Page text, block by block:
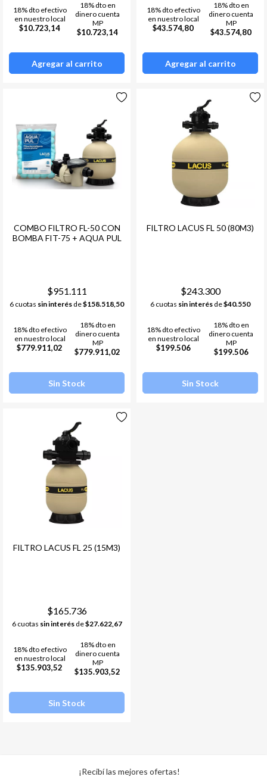
18% dto efectivo
en nuestro local
$10.723,14
18% dto en
dinero cuenta
MP
$10.723,14
Agregar al carrito
18% dto efectivo
en nuestro local
$43.574,80
18% dto en
dinero cuenta
MP
$43.574,80
Agregar al carrito
COMBO FILTRO FL-50 CON
BOMBA FIT-75 + AQUA PUL
$951.111
6 cuotas sin interés de$158.518,50
18% dto efectivo
en nuestro local
$779.911,02
18% dto en
dinero cuenta
MP
$779.911,02
Sin Stock
FILTRO LACUS FL 50 (80M3)
$243.300
6 cuotas sin interés de$40.550
18% dto efectivo
en nuestro local
$199.506
18% dto en
dinero cuenta
MP
$199.506
Sin Stock
FILTRO LACUS FL 25 (15M3)
$165.736
6 cuotas sin interésde$27.622,67
18% dto efectivo
en nuestro local
$135.903,52
18% dto en
dinero cuenta
MP
$135.903,52
Sin Stock
¡Recibí las mejores ofertas!